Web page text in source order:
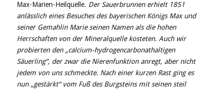
Max-Marien-Heilquelle. Der Sauerbrunnen erhielt 1851
anlässlich eines Besuches des bayerischen Königs Max und
seiner Gemahlin Marie seinen Namen als die hohen
Herrschaften von der Mineralquelle kosteten. Auch wir
probierten den „calcium-hydrogencarbonathaltigen
Säuerling“, der zwar die Nierenfunktion anregt, aber nicht
jedem von uns schmeckte. Nach einer kurzen Rast ging es
nun „gestärkt“ vom Fuß des Burgsteins mit seinen steil